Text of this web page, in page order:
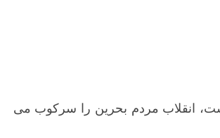
انقلاب مردم بحرین را سرکوب می